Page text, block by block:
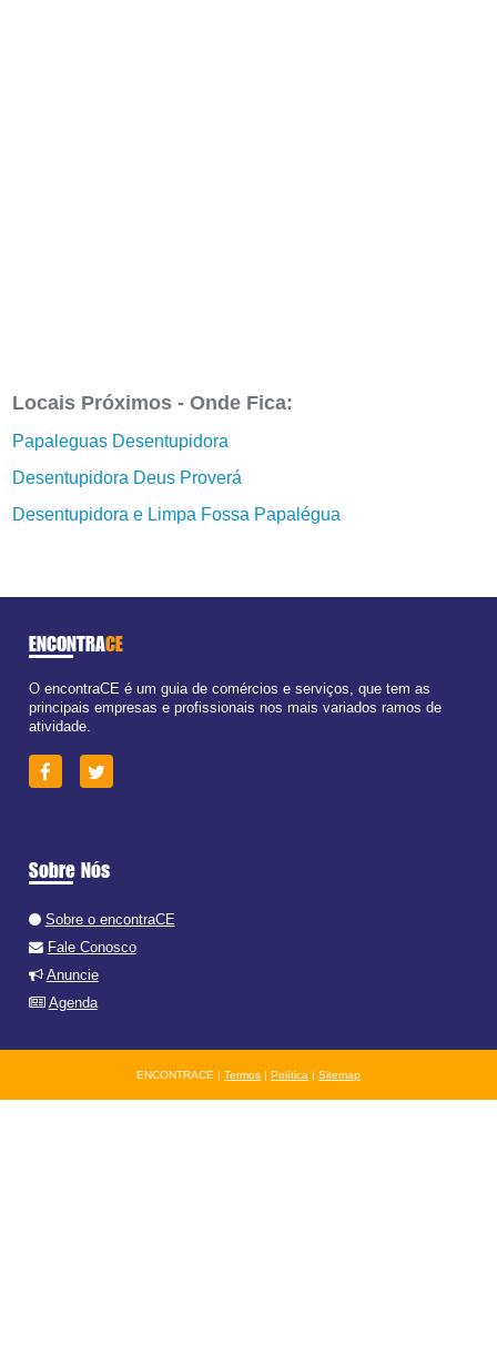
Locais Próximos - Onde Fica:
Papaleguas Desentupidora
Desentupidora Deus Proverá
Desentupidora e Limpa Fossa Papalégua
ENCONTRACE
O encontraCE é um guia de comércios e serviços, que tem as
principais empresas e profissionais nos mais variados ramos de
atividade.
Sobre Nós
Sobre o encontraCE
Fale Conosco
Anuncie
Agenda
ENCONTRACE | Termos Política Sitemap